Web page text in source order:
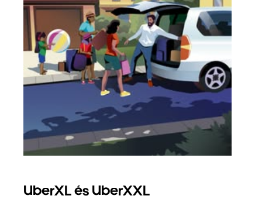
UberXL és UberXXL